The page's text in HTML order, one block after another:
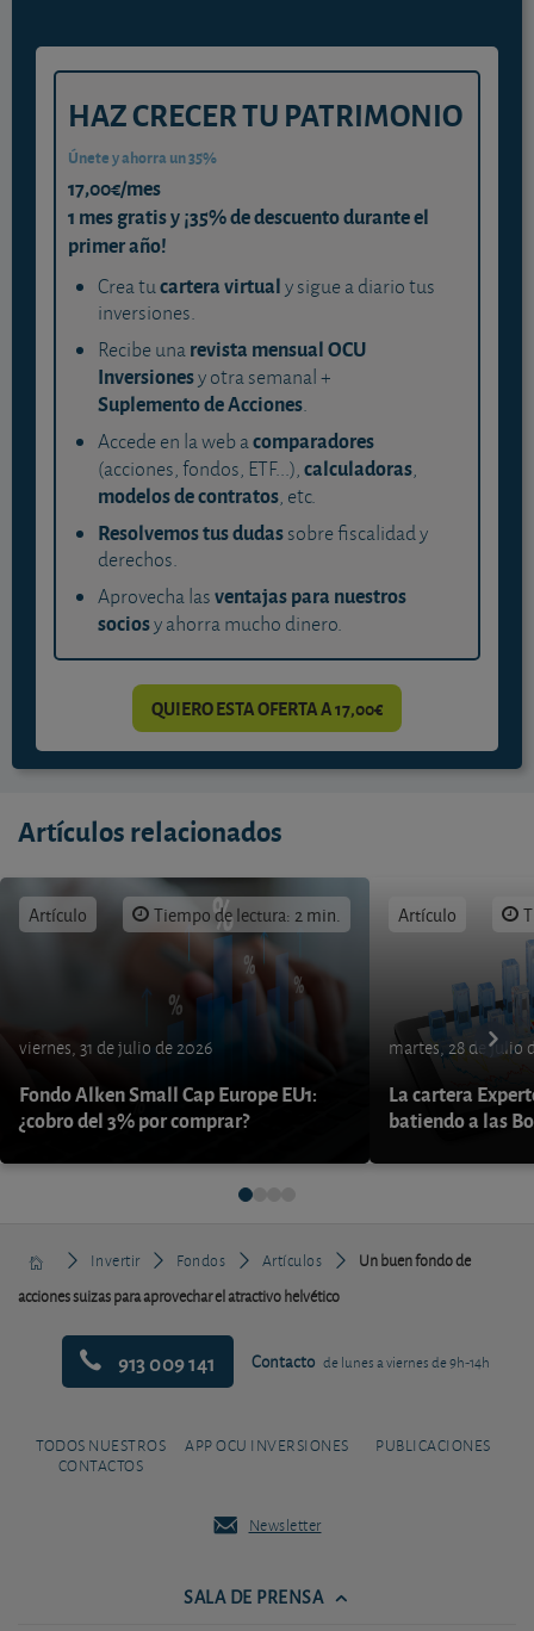
HAZ CRECER TU PATRIMONIO
Únete y ahorra un 35%
17,00€/mes
1 mes gratis y ¡35% de descuento durante el
primer año!
Crea tucartera virtualy sigue a diario tus
inversiones.
Recibe unarevista mensual OCU
Inversionesy otra semanal +
Suplemento de Acciones.
Accede en la web acomparadores
(acciones, fondos, ETF...),calculadoras,
modelos de contratos, etc.
Resolvemos tus dudassobre fiscalidad y
derechos.
Aprovecha lasventajas para nuestros
sociosy ahorra mucho dinero.
QUIERO ESTA OFERTA A 17,00€
Artículos relacionados
Artículo Tiempo de lectura: 2 min.
viernes, 31 de julio de 2026
Fondo Alken Small Cap Europe EU1:
¿cobro del 3% por comprar?
Artículo
martes, 28 de julio
La cartera
batiendo a las
Invertir Fondos Artículos
Un buen fondo de
acciones suizas para aprovechar el atractivo helvético
913 009 141 Contacto de lunes a viernes de 9h-14h
TODOS NUESTROS
CONTACTOS
APP OCU INVERSIONES PUBLICACIONES
Newsletter
SALA DE PRENSA